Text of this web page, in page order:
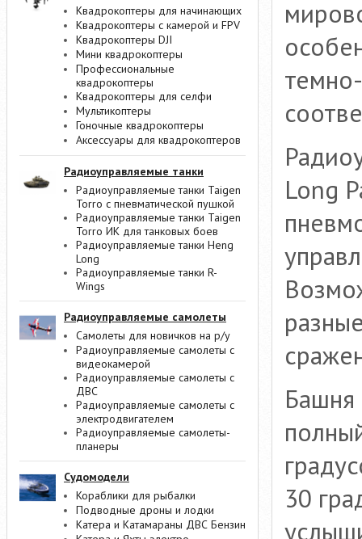
Квадрокоптеры для начинающих
Квадрокоптеры с камерой и FPV
Квадрокоптеры DJI
Мини квадрокоптеры
Профессиональные
квадрокоптеры
Квадрокоптеры для селфи
Мультикоптеры
Гоночные квадрокоптеры
Аксессуары для квадрокоптеров
Радиоуправляемые танки
Радиоуправляемые танки Taigen
Torro с пневматической пушкой
Радиоуправляемые танки Taigen
Torro ИК для танковых боев
Радиоуправляемые танки Heng
Long
Радиоуправляемые танки R-
Wings
Радиоуправляемые самолеты
Самолеты для новичков на р/у
Радиоуправляемые самолеты с
видеокамерой
Радиоуправляемые самолеты с
ДВС
Радиоуправляемые самолеты с
электродвигателем
Радиоуправляемые самолеты-
планеры
Судомодели
Кораблики для рыбалки
Подводные дроны и лодки
Катера и Катамараны ДВС Бензин
Long
Башня
30